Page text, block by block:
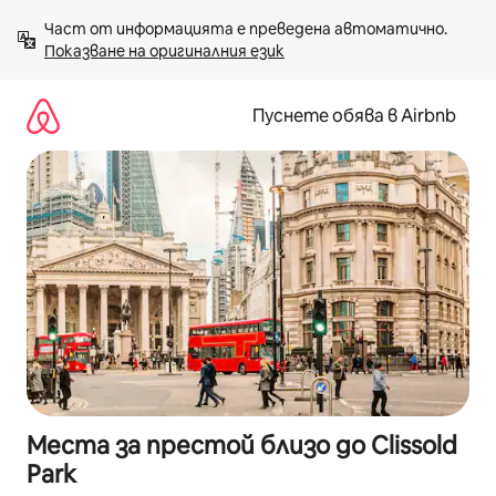
към
съдържанието
Показване на оригиналния език
Пуснете обява в Airbnb
Места за престой близо до Clissold
Park